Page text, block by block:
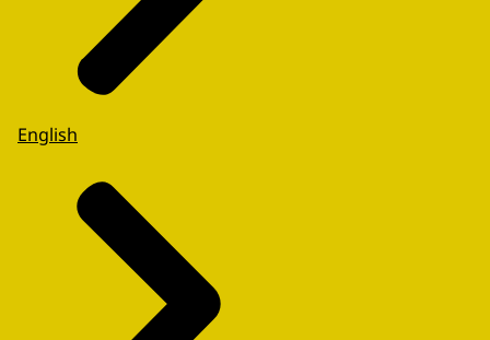
English